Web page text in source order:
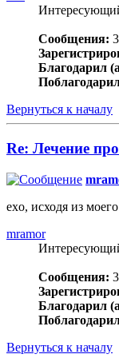
Сообщения:
Благодарил
Вернуться к началу
Re: Лечение
exo, исходя из
mramor
Сообщения:
Благодарил
Вернуться к началу